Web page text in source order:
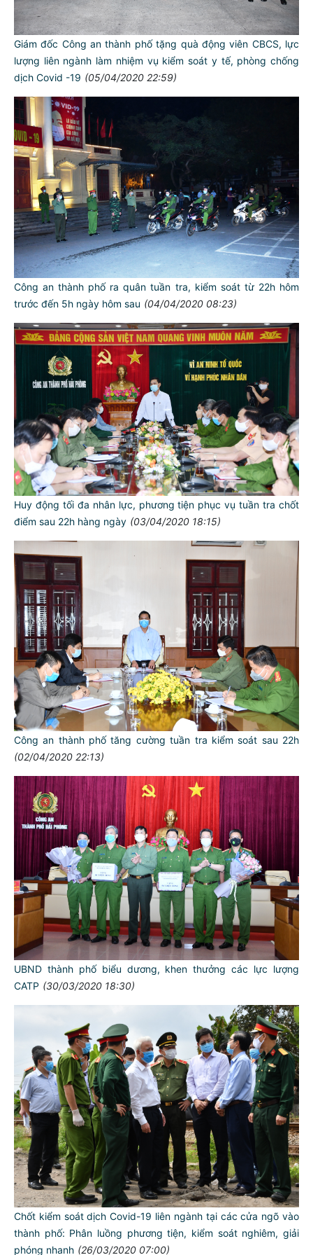
Giám đốc Công an thành phố tặng quà động viên CBCS, lực
lượng liên ngành làm nhiệm vụ kiểm soát y tế, phòng chống
dịch Covid -19 (05/04/2020 22:59)
Công an thành phố ra quân tuần tra, kiểm soát từ 22h hôm
trước đến 5h ngày hôm sau (04/04/2020 08:23)
Huy động tối đa nhân lực, phương tiện phục vụ tuần tra chốt
điểm sau 22h hàng ngày (03/04/2020 18:15)
Công an thành phố tăng cường tuần tra kiểm soát sau 22h
(02/04/2020 22:13)
UBND thành phố biểu dương, khen thưởng các lực lượng
CATP (30/03/2020 18:30)
Chốt kiểm soát dịch Covid-19 liên ngành tại các cửa ngõ vào
thành phố: Phân luồng phương tiện, kiểm soát nghiêm, giải
phóng nhanh (26/03/2020 07:00)